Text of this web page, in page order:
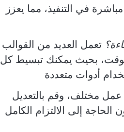
في التنفيذ، مما يعزز
تعمل العديد من القوالب
بحيث يمكنك تبسيط كل
أدوات متعددة
مختلف، وقم بالتعديل
إلى الالتزام الكامل